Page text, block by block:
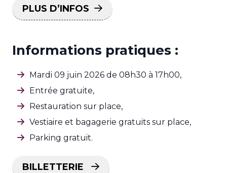
PLUS D’INFOS
Informations pratiques :
Mardi 09 juin 2026 de 08h30 à 17h00,
Entrée gratuite,
Restauration sur place,
Vestiaire et bagagerie gratuits sur place,
Parking gratuit.
BILLETTERIE